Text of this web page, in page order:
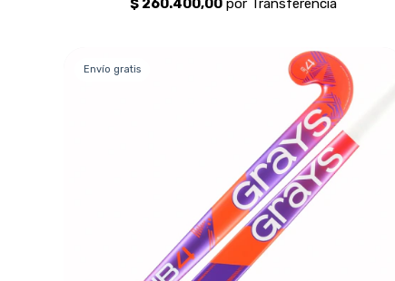
Envío gratis